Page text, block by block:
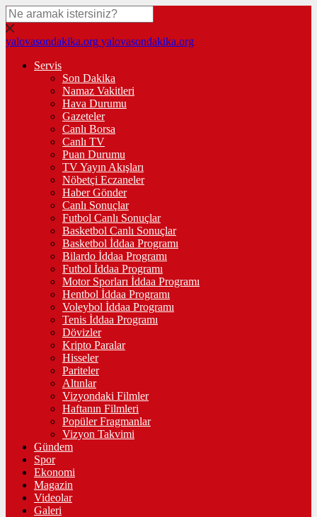
yalovasondakika.org yalovasondakika.org
Servis
Son Dakika
Namaz Vakitleri
Hava Durumu
Gazeteler
Canlı Borsa
Canlı TV
Puan Durumu
TV Yayın Akışları
Nöbetçi Eczaneler
Haber Gönder
Canlı Sonuçlar
Futbol Canlı Sonuçlar
Basketbol Canlı Sonuçlar
Basketbol İddaa Programı
Bilardo İddaa Programı
Futbol İddaa Programı
Motor Sporları İddaa Programı
Hentbol İddaa Programı
Voleybol İddaa Programı
Tenis İddaa Programı
Dövizler
Kripto Paralar
Hisseler
Pariteler
Altınlar
Vizyondaki Filmler
Haftanın Filmleri
Popüler Fragmanlar
Vizyon Takvimi
Gündem
Spor
Ekonomi
Magazin
Videolar
Galeri